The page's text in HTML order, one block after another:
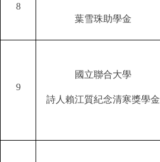
8
葉雪珠助學金
9
國立聯合大學
詩人賴江質紀念清寒獎學金